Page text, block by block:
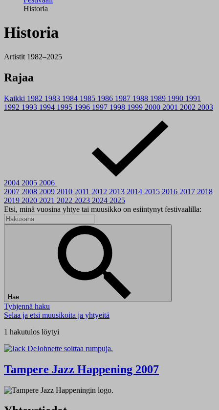
Historia
Historia
Artistit 1982–2025
Rajaa
Kaikki 1982 1983 1984 1985 1986 1987 1988 1989 1990 1991
1992 1993 1994 1995 1996 1997 1998 1999 2000 2001 2002 2003
2004 2005 2006
2007 2008 2009 2010 2011 2012 2013 2014 2015 2016 2017 2018
2019 2020 2021 2022 2023 2024 2025
Etsi, minä vuosina yhtye tai muusikko on esiintynyt festivaalilla:
Hae
Tyhjennä haku
Selaa ja etsi muusikoita ja yhtyeitä
1 hakutulos löytyi
Tampere Jazz Happening 2007